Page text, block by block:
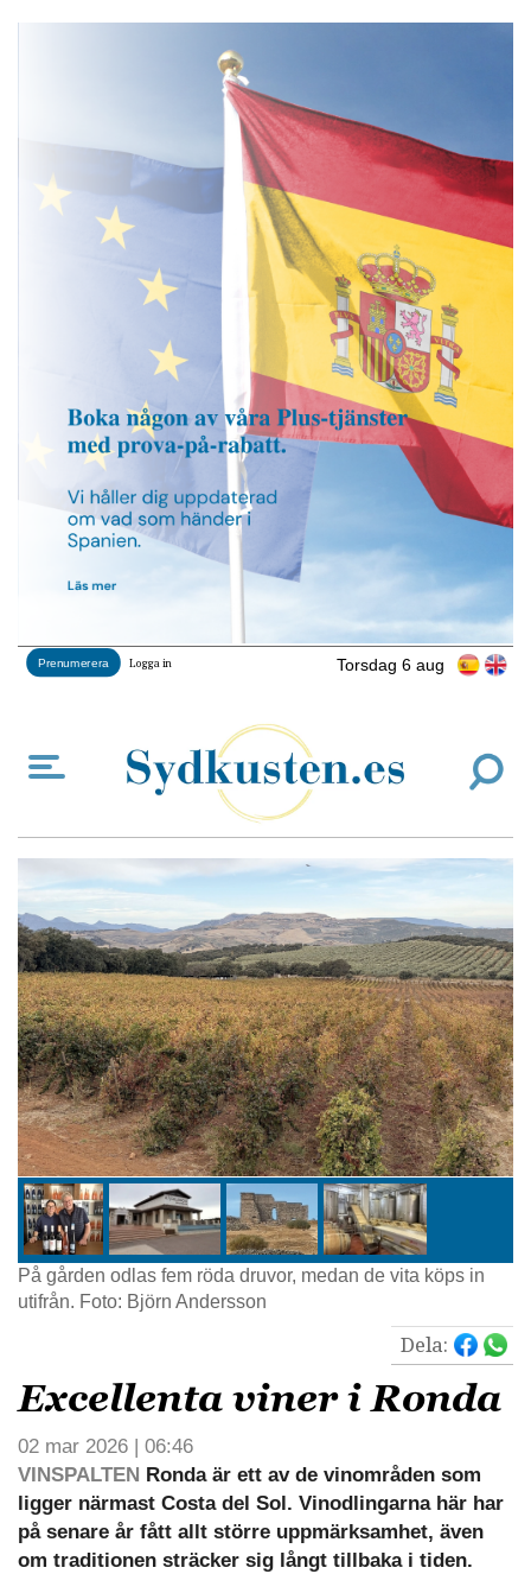
Torsdag 6 aug
Prenumerera Logga in
På gården odlas fem röda druvor, medan de vita köps in
utifrån. Foto: Björn Andersson
Dela:
Excellenta viner i Ronda
02 mar 2026 | 06:46
VINSPALTEN Ronda är ett av de vinområden som
ligger närmast Costa del Sol. Vinodlingarna här har
på senare år fått allt större uppmärksamhet, även
om traditionen sträcker sig långt tillbaka i tiden.